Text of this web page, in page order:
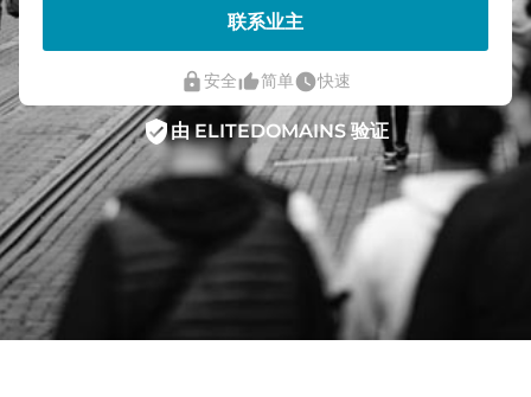
联系业主
lock安全thumb_up_alt简单watch_later快速
verified_user由 ELITEDOMAINS 验证